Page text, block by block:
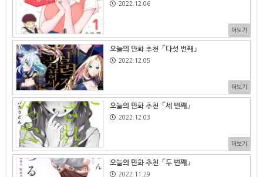
2022.12.06
더보기
오늘의 만화 추천「다섯 번째」
2022.12.05
더보기
오늘의 만화 추천「세 번째」
2022.12.03
더보기
오늘의 만화 추천「두 번째」
2022.11.29